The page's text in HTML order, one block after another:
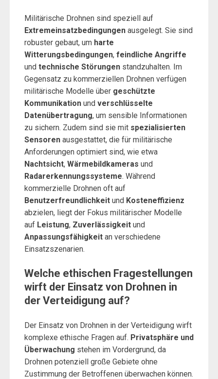
Militärische Drohnen sind speziell auf
Extremeinsatzbedingungen ausgelegt. Sie sind
robuster gebaut, um harte
Witterungsbedingungen, feindliche Angriffe
und technische Störungen standzuhalten. Im
Gegensatz zu kommerziellen Drohnen verfügen
militärische Modelle über geschützte
Kommunikation und verschlüsselte
Datenübertragung, um sensible Informationen
zu sichern. Zudem sind sie mit spezialisierten
Sensoren ausgestattet, die für militärische
Anforderungen optimiert sind, wie etwa
Nachtsicht, Wärmebildkameras und
Radarerkennungssysteme. Während
kommerzielle Drohnen oft auf
Benutzerfreundlichkeit und Kosteneffizienz
abzielen, liegt der Fokus militärischer Modelle
auf Leistung, Zuverlässigkeit und
Anpassungsfähigkeit an verschiedene
Einsatzszenarien.
Welche ethischen Fragestellungen
wirft der Einsatz von Drohnen in
der Verteidigung auf?
Der Einsatz von Drohnen in der Verteidigung wirft
komplexe ethische Fragen auf. Privatsphäre und
Überwachung stehen im Vordergrund, da
Drohnen potenziell große Gebiete ohne
Zustimmung der Betroffenen überwachen können.